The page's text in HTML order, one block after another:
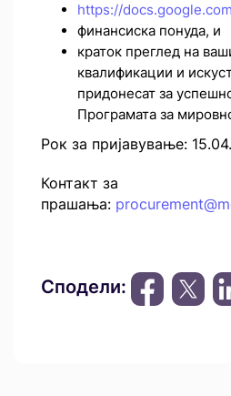
https://
финансиска понуда, и
краток преглед на
квалификации и
придонесат за
Програмата за
Рок за пријавување:
Контакт за
прашања:
Сподели: